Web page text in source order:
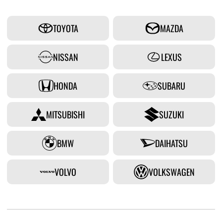
TOYOTA MAZDA
NISSAN LEXUS
HONDA SUBARU
MITSUBISHI SUZUKI
BMW DAIHATSU
VOLVO VOLKSWAGEN